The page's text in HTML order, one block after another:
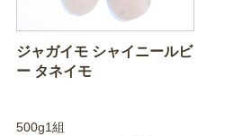
ジャガイモ シャイニールビ
ー タネイモ
500g1組